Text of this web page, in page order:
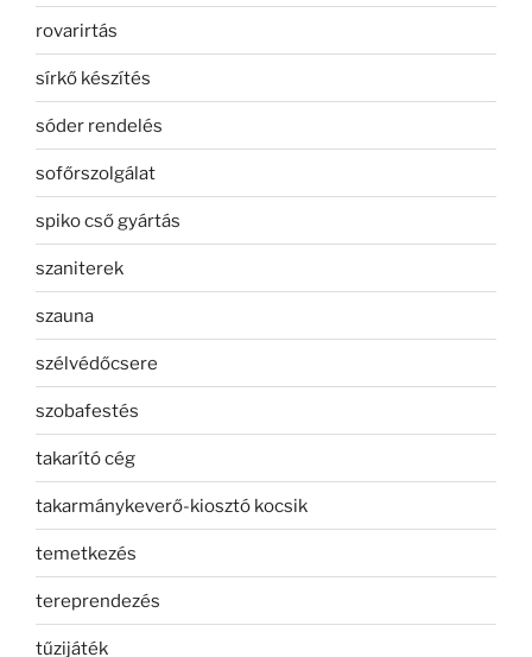
rovarirtás
sírkő készítés
sóder rendelés
sofőrszolgálat
spiko cső gyártás
szaniterek
szauna
szélvédőcsere
szobafestés
takarító cég
takarmánykeverő-kiosztó kocsik
temetkezés
tereprendezés
tűzijáték